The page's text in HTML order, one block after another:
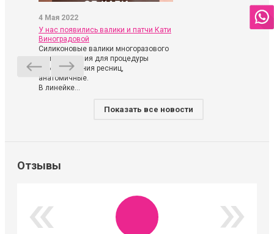
4 Мая 2022
У нас появились валики и патчи Кати
Виноградовой
Силиконовые валики многоразового
использования для процедуры
ламинирования ресниц,
анатомичные.
В линейке...
Показать все новости
Отзывы